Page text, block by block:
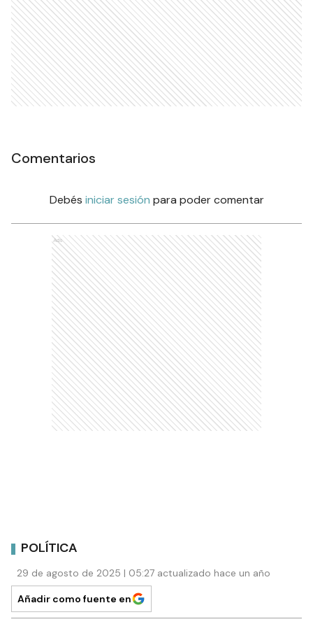
Comentarios
Debés iniciar sesión para poder comentar
Ads
POLÍTICA
29 de agosto de 2025 | 05:27 actualizado hace un año
Añadir como fuente en